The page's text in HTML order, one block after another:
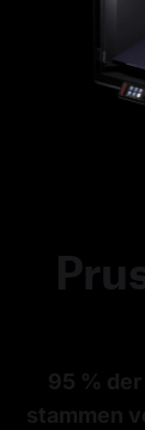
95 %
stammen